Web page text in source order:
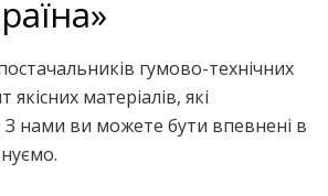
гумово-технічних
матеріалів, які
З нами ви можете бути впевнені в